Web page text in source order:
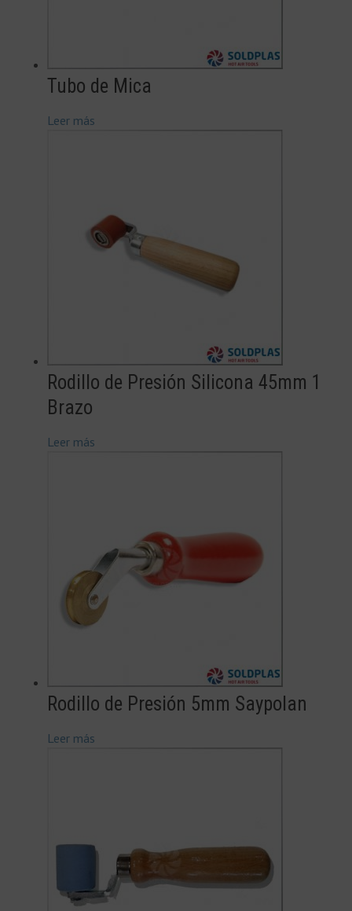
Tubo de Mica
Leer más
Rodillo de Presión Silicona 45mm 1
Brazo
Leer más
Rodillo de Presión 5mm Saypolan
Leer más